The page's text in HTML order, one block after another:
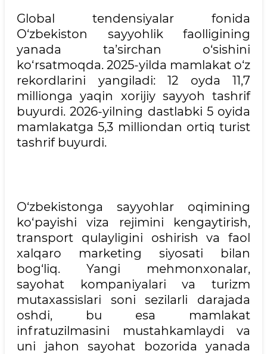
Global tendensiyalar fonida
O‘zbekiston sayyohlik faolligining
yanada ta’sirchan o‘sishini
ko‘rsatmoqda. 2025-yilda mamlakat o‘z
rekordlarini yangiladi: 12 oyda 11,7
millionga yaqin xorijiy sayyoh tashrif
buyurdi. 2026-yilning dastlabki 5 oyida
mamlakatga 5,3 milliondan ortiq turist
tashrif buyurdi.
O‘zbekistonga sayyohlar oqimining
ko‘payishi viza rejimini kengaytirish,
transport qulayligini oshirish va faol
xalqaro marketing siyosati bilan
bog‘liq. Yangi mehmonxonalar,
sayohat kompaniyalari va turizm
mutaxassislari soni sezilarli darajada
oshdi, bu esa mamlakat
infratuzilmasini mustahkamlaydi va
uni jahon sayohat bozorida yanada